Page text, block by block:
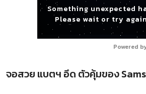
Something unexpected
Please wait or try
Powered
จอสวย แบตฯ อึด ตัวคุ้มของ